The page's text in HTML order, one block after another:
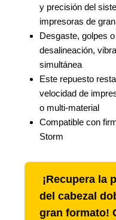
y precisión del
impresoras de
Desgaste, golpes
desalineación,
simultánea
Este repuesto
velocidad de
o multi-material
Compatible con
Storm
¡Recupera la
del cabezal
gran formato!